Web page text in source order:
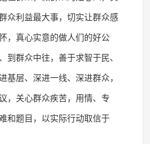
众利益最大事，切实让群众感
，真心实意的做人们的好公
到群众中往，善于求智于民、
基层、深进一线、深进群众，
，关心群众疾苦，用情、专
和题目，以实际行动取信于